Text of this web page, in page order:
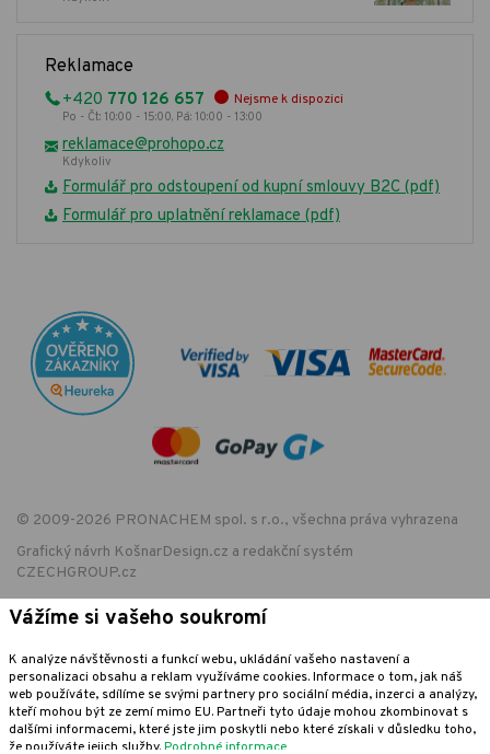
Reklamace
+420 770 126 657 Nejsme k dispozici
Po - Čt: 10:00 - 15:00, Pá: 10:00 - 13:00
reklamace@prohopo.cz
Kdykoliv
Formulář pro odstoupení od kupní smlouvy B2C (pdf)
Formulář pro uplatnění reklamace (pdf)
© 2009-2026 PRONACHEM spol. s r.o., všechna práva vyhrazena
Grafický návrh KošnarDesign.cz a redakční systém
CZECHGROUP.cz
EET - označení provozovny:
Podle zákona o evidenci tržeb je prodávající povinen vystavit kupujícímu
účtenku. Zároveň je povinen zaevidovat přijatou tržbu u správce daně
online; v případě technického výpadku pak nejpozději do 48 hodin.
Vážíme si vašeho soukromí
K analýze návštěvnosti a funkcí webu, ukládání vašeho nastavení a
personalizaci obsahu a reklam využíváme cookies. Informace o tom, jak náš
web používáte, sdílíme se svými partnery pro sociální média, inzerci a analýzy,
kteří mohou být ze zemí mimo EU. Partneři tyto údaje mohou zkombinovat s
dalšími informacemi, které jste jim poskytli nebo které získali v důsledku toho,
že používáte jejich služby.Podrobné informace